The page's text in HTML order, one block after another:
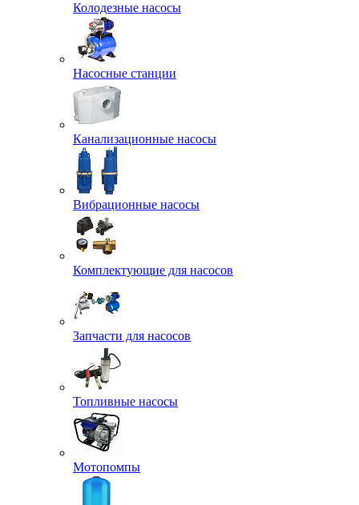
Колодезные насосы
Насосные станции
Канализационные насосы
Вибрационные насосы
Комплектующие для насосов
Запчасти для насосов
Топливные насосы
Мотопомпы